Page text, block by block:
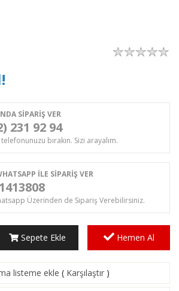
SİPARİŞ VER
231 92 94
telefonunuzu bırakın. Sizi arayalım.
İLE SİPARİŞ VER
Üzerinden de Sipariş Verebilirsiniz.
Sepete Ekle Hemen Al
listeme ekle ( Karşılaştır )